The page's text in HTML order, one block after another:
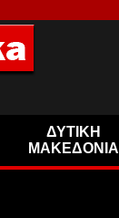
ΔΥΤΙΚΗ
ΜΑΚΕΔΟΝΙΑ